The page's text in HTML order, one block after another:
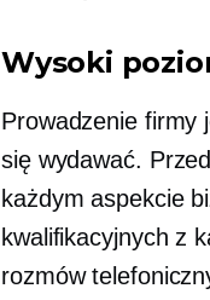
Wysoki
Prowadzenie firmy
się wydawać.
każdym aspekcie
kwalifikacyjnych z
rozmów